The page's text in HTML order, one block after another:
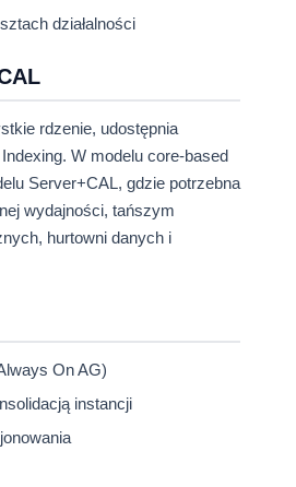
działalności
rdzenie, udostępnia
W modelu core-based
Server+CAL, gdzie potrzebna
wydajności, tańszym
hurtowni danych i
On AG)
instancji